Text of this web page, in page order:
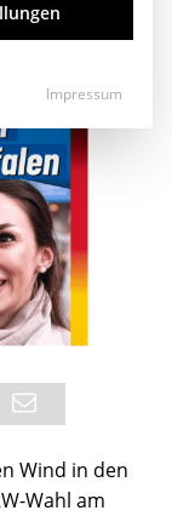
Wind in den
Wahl am
Impressum